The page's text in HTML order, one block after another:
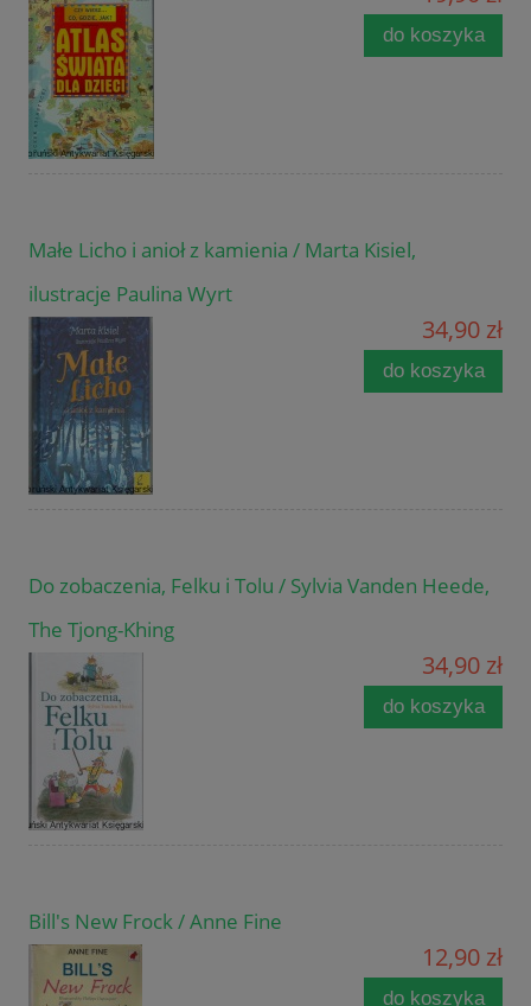
do koszyka
Małe Licho i anioł z kamienia / Marta Kisiel,
ilustracje Paulina Wyrt
34,90 zł
do koszyka
Do zobaczenia, Felku i Tolu / Sylvia Vanden Heede,
The Tjong-Khing
34,90 zł
do koszyka
Bill's New Frock / Anne Fine
12,90 zł
do koszyka